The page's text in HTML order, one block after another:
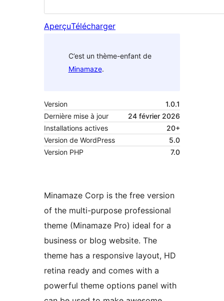
AperçuTélécharger
C’est un thème-enfant de
Minamaze.
Version
1.0.1
Dernière mise à jour
24 février 2026
Installations actives
20+
Version de WordPress
5.0
Version PHP
7.0
Minamaze Corp is the free version
of the multi-purpose professional
theme (Minamaze Pro) ideal for a
business or blog website. The
theme has a responsive layout, HD
retina ready and comes with a
powerful theme options panel with